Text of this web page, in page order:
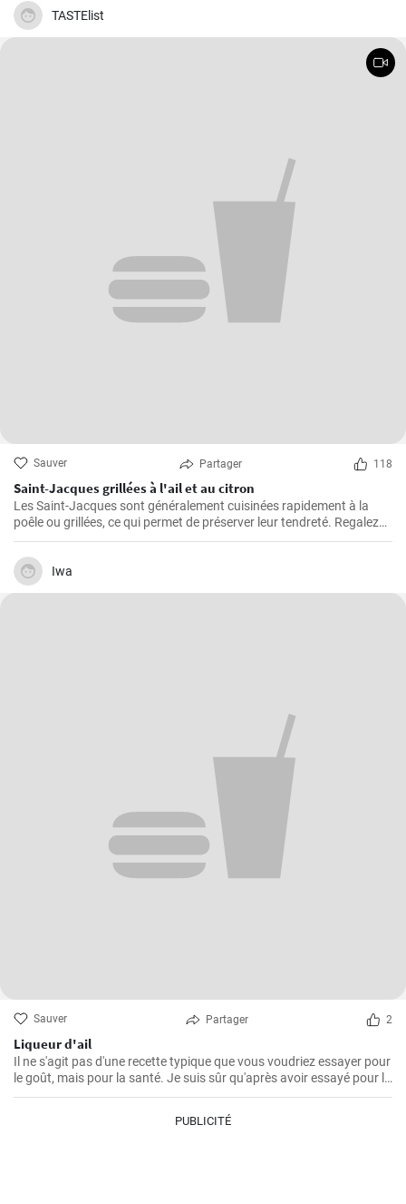
TASTElist
Sauver Partager 118
Saint-Jacques grillées à l'ail et au citron
Les Saint-Jacques sont généralement cuisinées rapidement à la
poêle ou grillées, ce qui permet de préserver leur tendreté. Regalez
vous avec cette delicieuse recette
Iwa
Sauver Partager 2
Liqueur d'ail
Il ne s'agit pas d'une recette typique que vous voudriez essayer pour
le goût, mais pour la santé. Je suis sûr qu'après avoir essayé pour la
première fois cette teinture magique, puissante et saine à la fois,
vous voudrez toujours en faire des réserves à la maison.
PUBLICITÉ